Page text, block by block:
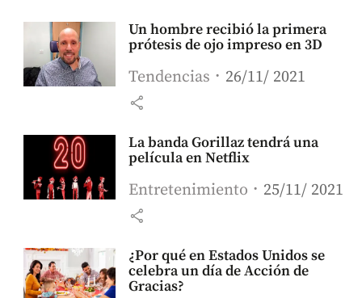
Un hombre recibió la primera
prótesis de ojo impreso en 3D
Tendencias 26/11/ 2021
share
La banda Gorillaz tendrá una
película en Netflix
Entretenimiento 25/11/ 2021
share
¿Por qué en Estados Unidos se
celebra un día de Acción de
Gracias?